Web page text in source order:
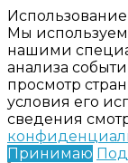
Мы
нашими
анализа
просмотр
условия его
сведения
Принимаю